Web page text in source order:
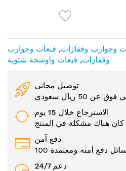
وجوارب وقفازات, قبعات وجوارب
وقفازات, قبعات واوشحة شتوية
توصيل مجاني
50 ريال سعودي
الاسترجاع خلال 15 يوم
هناك مشكلة في المنتج
دفع آمن
24/7 دعم